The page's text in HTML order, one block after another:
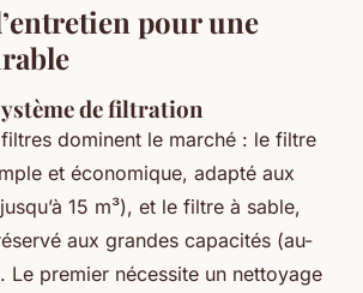
pour une
de filtration
dominent le marché : le filtre
et économique, adapté aux
15 m³), et le filtre à sable,
aux grandes capacités (au-
Le premier nécessite un nettoyage